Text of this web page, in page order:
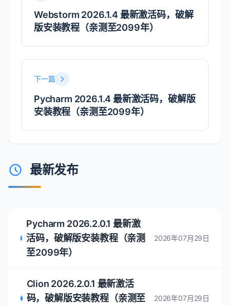
Webstorm 2026.1.4 最新激活码，破解
版安装教程（亲测至2099年）
下一篇
Pycharm 2026.1.4 最新激活码，破解版
安装教程（亲测至2099年）
最新发布
Pycharm 2026.2.0.1 最新激
活码，破解版安装教程（亲测
至2099年）
2026年07月29日
Clion 2026.2.0.1 最新激活
码，破解版安装教程（亲测至
2026年07月29日